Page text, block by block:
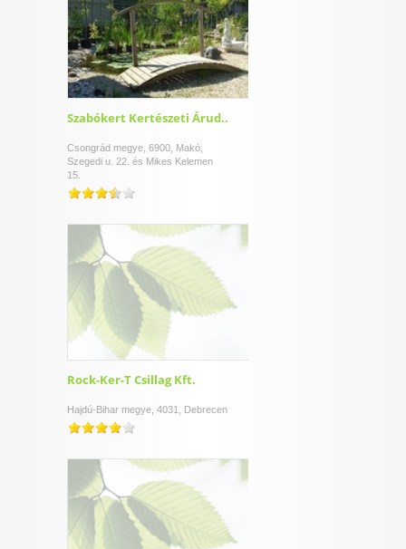
Szabókert Kertészeti Árud..
Csongrád megye, 6900, Makó,
Szegedi u. 22. és Mikes Kelemen
15.
Rock-Ker-T Csillag Kft.
Hajdú-Bihar megye, 4031, Debrecen